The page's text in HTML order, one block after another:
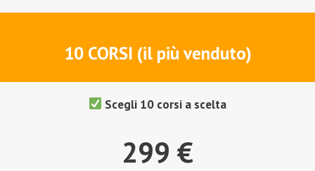
10 CORSI (il più venduto)
Scegli 10 corsi a scelta
299 €